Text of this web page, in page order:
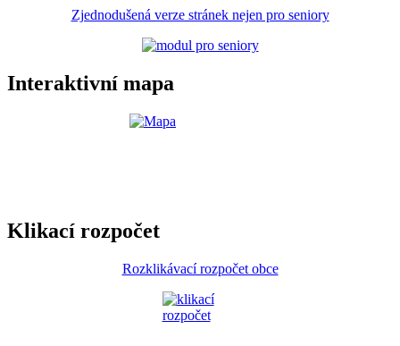
Zjednodušená verze stránek nejen pro seniory
Interaktivní mapa
Klikací rozpočet
Rozklikávací rozpočet obce